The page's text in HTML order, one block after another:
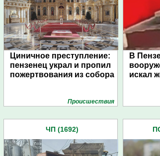
Циничное преступление:
пензенец украл и пропил
пожертвования из собора
Проиcшествия
В
искал
ЧП (1692)